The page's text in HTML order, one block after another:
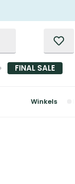
FINAL SALE
Winkels